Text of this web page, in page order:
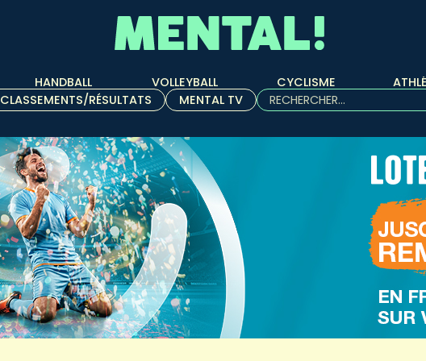
HANDBALL VOLLEYBALL CYCLISME
CLASSEMENTS/RÉSULTATS
MENTAL TV
Rechercher :